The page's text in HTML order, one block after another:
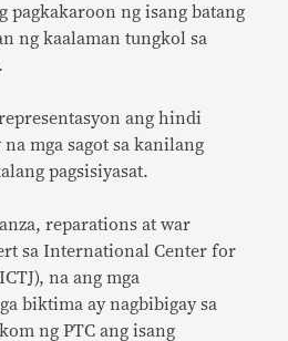
pagkakaroon ng isang batang
ng kaalaman tungkol sa
ang hindi
mga sagot sa kanilang
pagsisiyasat.
reparations at war
sa International Center for
na ang mga
biktima ay nagbibigay sa
ng PTC ang isang